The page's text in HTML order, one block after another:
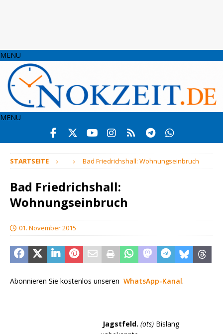
MENU
MENU
STARTSEITE Bad Friedrichshall: Wohnungseinbruch
Bad Friedrichshall:
Wohnungseinbruch
01. November 2015
Abonnieren Sie kostenlos unseren WhatsApp-Kanal.
Jagstfeld. (ots) Bislang